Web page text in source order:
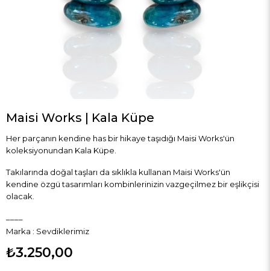
Maisi Works | Kala Küpe
Her parçanın kendine has bir hikaye taşıdığı Maisi Works'ün
koleksiyonundan Kala Küpe.
Takılarında doğal taşları da sıklıkla kullanan Maisi Works'ün
kendine özgü tasarımları kombinlerinizin vazgeçilmez bir eşlikçisi
olacak.
Marka : Sevdiklerimiz
₺3.250,00